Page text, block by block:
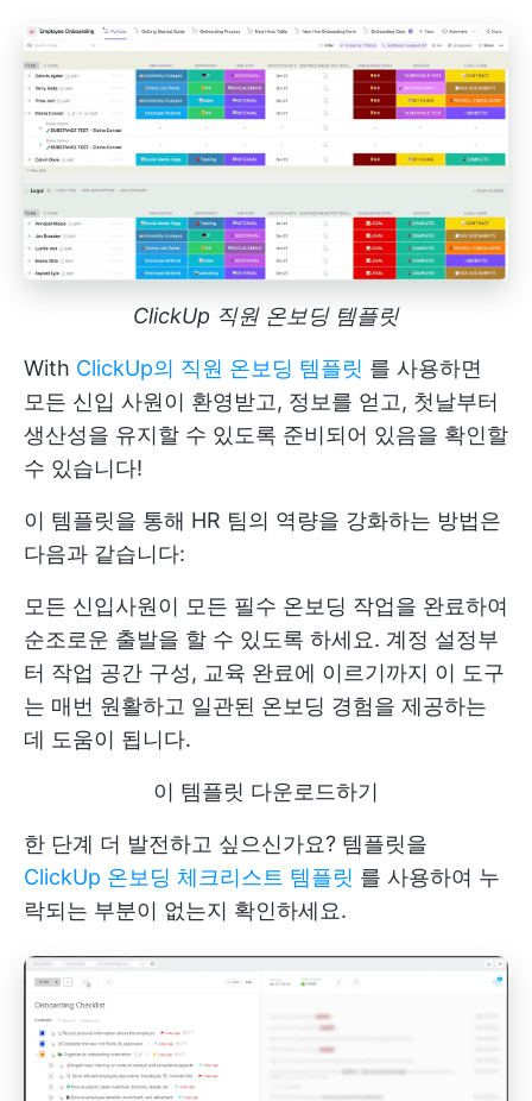
ClickUp 직원 온보딩 템플릿
With ClickUp의 직원 온보딩 템플릿 를 사용하면
모든 신입 사원이 환영받고, 정보를 얻고, 첫날부터
생산성을 유지할 수 있도록 준비되어 있음을 확인할
수 있습니다!
이 템플릿을 통해 HR 팀의 역량을 강화하는 방법은
다음과 같습니다:
모든 신입사원이 모든 필수 온보딩 작업을 완료하여
순조로운 출발을 할 수 있도록 하세요. 계정 설정부
터 작업 공간 구성, 교육 완료에 이르기까지 이 도구
는 매번 원활하고 일관된 온보딩 경험을 제공하는
데 도움이 됩니다.
이 템플릿 다운로드하기
한 단계 더 발전하고 싶으신가요? 템플릿을
ClickUp 온보딩 체크리스트 템플릿 를 사용하여 누
락되는 부분이 없는지 확인하세요.